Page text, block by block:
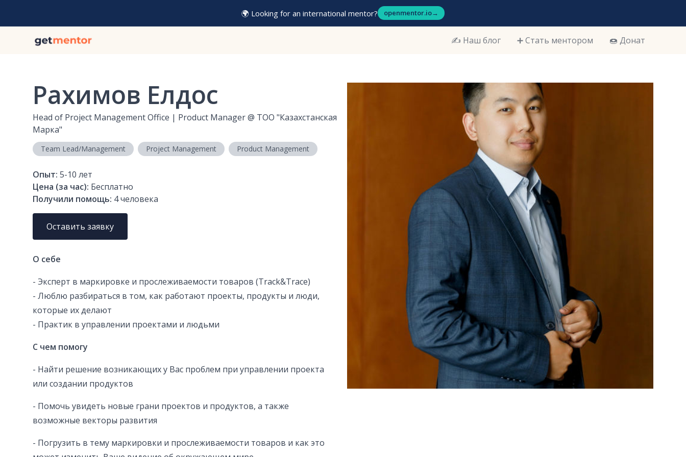
🌍 Looking for an international mentor? openmentor.io→
✍️ Наш блог ➕ Стать ментором 🍩 Донат
Рахимов Елдос
Head of Project Management Office | Product Manager@ ТОО "Казахстанская
Марка"
Team Lead/Management Project Management Product Management
Опыт: 5-10 лет
Цена (за час): Бесплатно
Получили помощь: 4человека
Оставить заявку
О себе
- Эксперт в маркировке и прослеживаемости товаров (Track&Trace)
- Люблю разбираться в том, как работают проекты, продукты и люди,
которые их делают
- Практик в управлении проектами и людьми
С чем помогу
- Найти решение возникающих у Вас проблем при управлении проекта
или создании продуктов
- Помочь увидеть новые грани проектов и продуктов, а также
возможные векторы развития
- Погрузить в тему маркировки и прослеживаемости товаров и как это